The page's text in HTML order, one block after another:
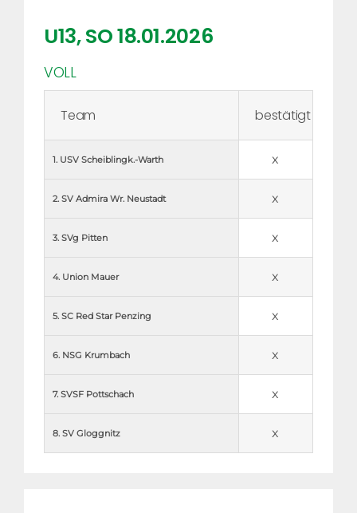
U13, SO 18.01.2026
VOLL
Team bestätigt
1. USV Scheiblingk.-Warth x
2. SV Admira Wr. Neustadt x
3. SVg Pitten x
4. Union Mauer x
5. SC Red Star Penzing x
6. NSG Krumbach x
7. SVSF Pottschach x
8. SV Gloggnitz x